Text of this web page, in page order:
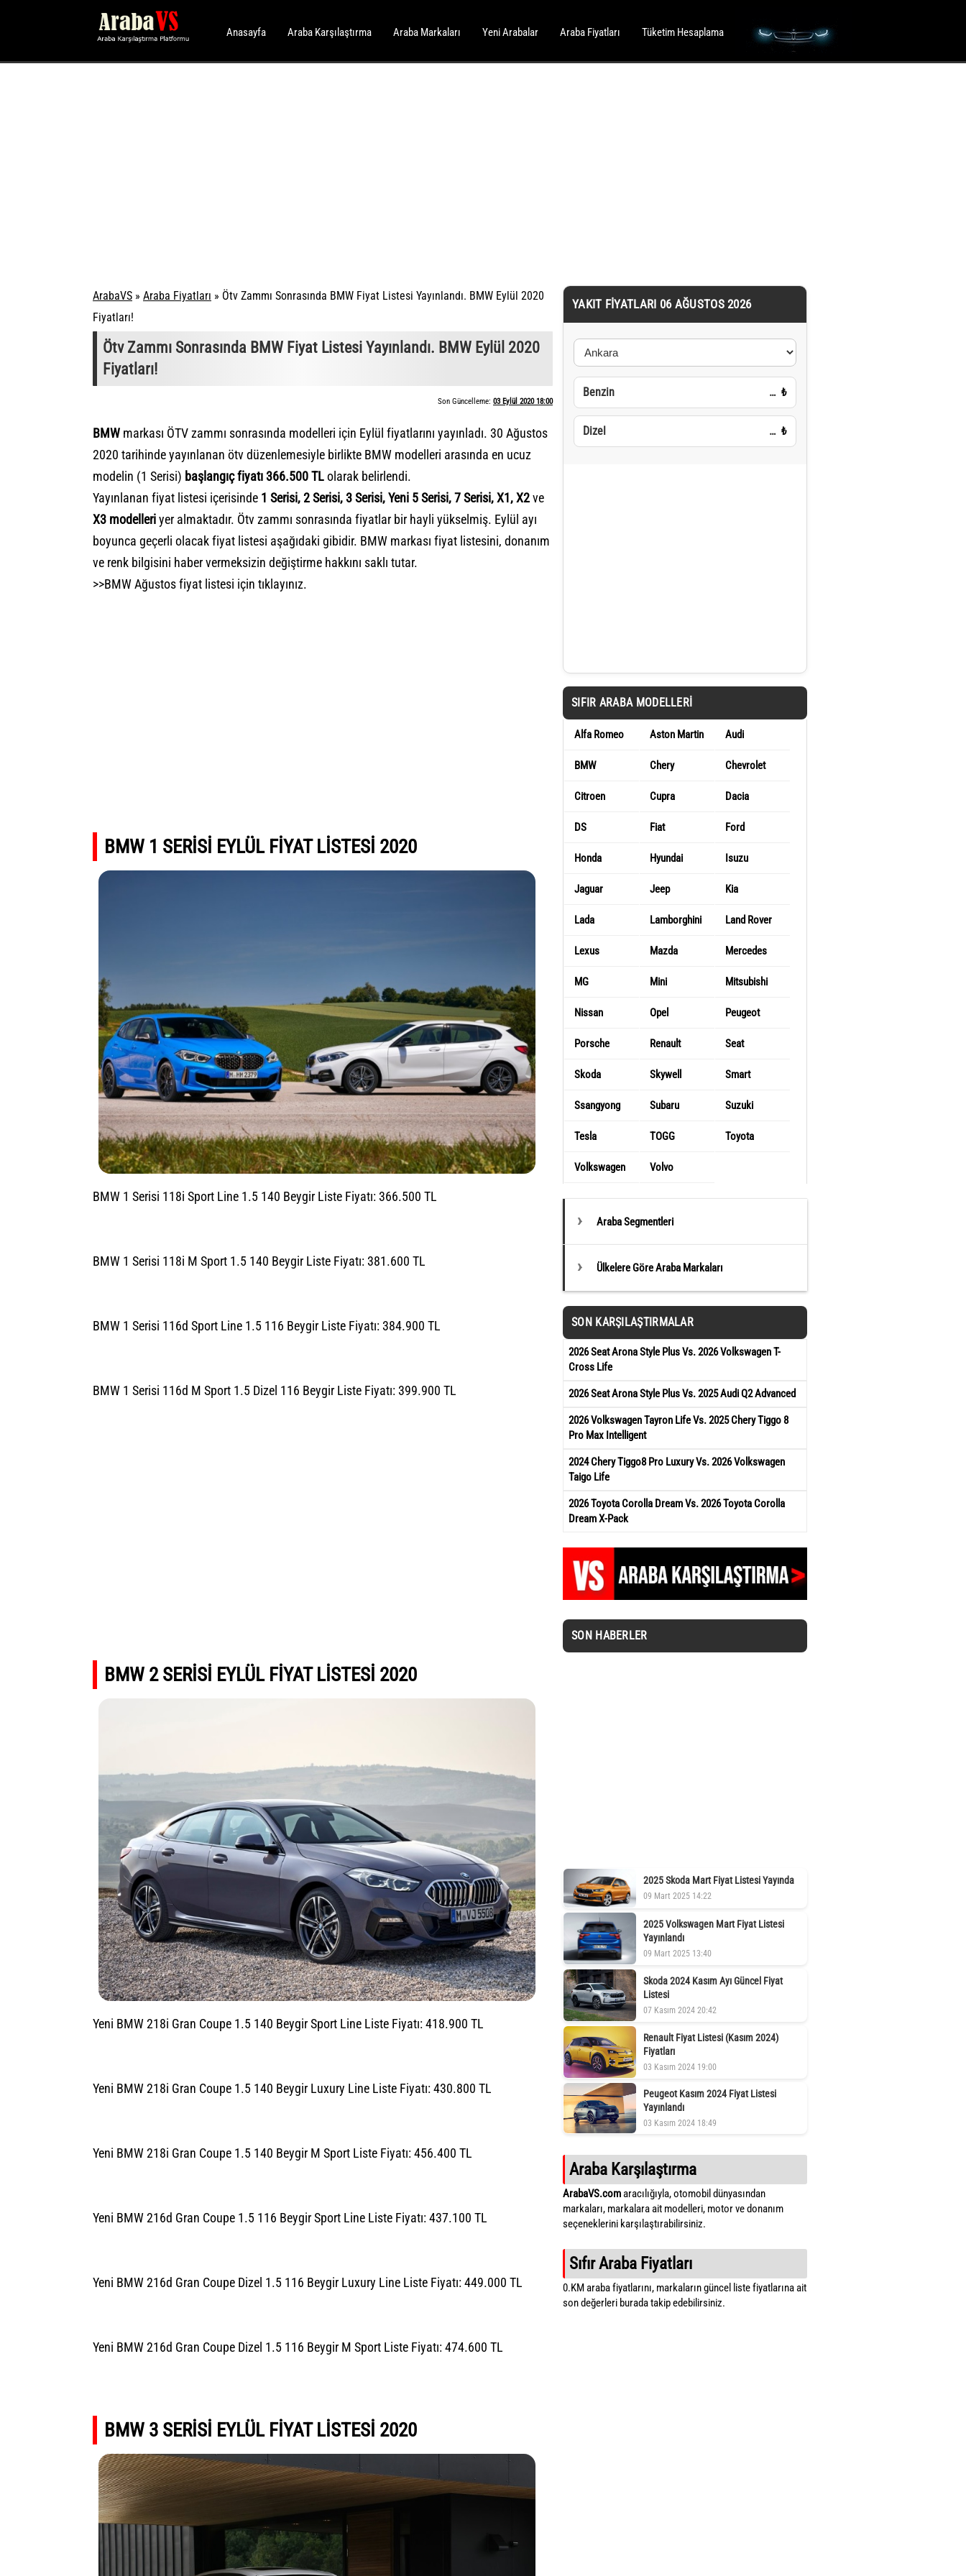
Anasayfa Araba Karşılaştırma Araba Markaları Yeni Arabalar Araba Fiyatları Tüketim Hesaplama
ArabaVS » Araba Fiyatları » Ötv Zammı Sonrasında BMW Fiyat Listesi Yayınlandı. BMW Eylül 2020
Fiyatları!
Ötv Zammı Sonrasında BMW Fiyat Listesi Yayınlandı. BMW Eylül 2020
Fiyatları!
Son Güncelleme: 03 Eylül 2020 18:00
BMW markası ÖTV zammı sonrasında modelleri için Eylül fiyatlarını yayınladı. 30 Ağustos
2020 tarihinde yayınlanan ötv düzenlemesiyle birlikte BMW modelleri arasında en ucuz
modelin (1 Serisi) başlangıç fiyatı 366.500 TLolarak belirlendi.
Yayınlanan fiyat listesi içerisinde 1 Serisi, 2 Serisi, 3 Serisi, Yeni 5 Serisi, 7 Serisi, X1, X2ve
X3 modelleriyer almaktadır. Ötv zammı sonrasında fiyatlar bir hayli yükselmiş. Eylül ayı
boyunca geçerli olacak fiyat listesi aşağıdaki gibidir. BMW markası fiyat listesini, donanım
ve renk bilgisini haber vermeksizin değiştirme hakkını saklı tutar.
>>BMW Ağustos fiyat listesi için tıklayınız.
BMW 1 SERİSİ EYLÜL FİYAT LİSTESİ 2020
BMW 1 Serisi 118i Sport Line 1.5 140 Beygir Liste Fiyatı: 366.500 TL
BMW 1 Serisi 118i M Sport 1.5 140 Beygir Liste Fiyatı: 381.600 TL
BMW 1 Serisi 116d Sport Line 1.5 116 Beygir Liste Fiyatı: 384.900 TL
BMW 1 Serisi 116d M Sport 1.5 Dizel 116 Beygir Liste Fiyatı: 399.900 TL
BMW 2 SERİSİ EYLÜL FİYAT LİSTESİ 2020
Yeni BMW 218i Gran Coupe 1.5 140 Beygir Sport Line Liste Fiyatı: 418.900 TL
Yeni BMW 218i Gran Coupe 1.5 140 Beygir Luxury Line Liste Fiyatı: 430.800 TL
Yeni BMW 218i Gran Coupe 1.5 140 Beygir M Sport Liste Fiyatı: 456.400 TL
Yeni BMW 216d Gran Coupe 1.5 116 Beygir Sport Line Liste Fiyatı: 437.100 TL
Yeni BMW 216d Gran Coupe Dizel 1.5 116 Beygir Luxury Line Liste Fiyatı: 449.000 TL
Yeni BMW 216d Gran Coupe Dizel 1.5 116 Beygir M Sport Liste Fiyatı: 474.600 TL
BMW 3 SERİSİ EYLÜL FİYAT LİSTESİ 2020
YAKIT FIYATLARI 06 AĞUSTOS 2026
Benzin … ₺
Dizel … ₺
SIFIR ARABA MODELLERI
Alfa Romeo Aston Martin Audi
BMW Chery Chevrolet
Citroen Cupra Dacia
DS Fiat Ford
Honda Hyundai Isuzu
Jaguar Jeep Kia
Lada Lamborghini Land Rover
Lexus Mazda Mercedes
MG Mini Mitsubishi
Nissan Opel Peugeot
Porsche Renault Seat
Skoda Skywell Smart
Ssangyong Subaru Suzuki
Tesla TOGG Toyota
Volkswagen Volvo
Araba Segmentleri
Ülkelere Göre Araba Markaları
SON KARŞILAŞTIRMALAR
2026 Seat Arona Style Plus Vs. 2026 Volkswagen T-
Cross Life
2026 Seat Arona Style Plus Vs. 2025 Audi Q2 Advanced
2026 Volkswagen Tayron Life Vs. 2025 Chery Tiggo 8
Pro Max Intelligent
2024 Chery Tiggo8 Pro Luxury Vs. 2026 Volkswagen
Taigo Life
2026 Toyota Corolla Dream Vs. 2026 Toyota Corolla
Dream X-Pack
SON HABERLER
2025 Skoda Mart Fiyat Listesi Yayında
09 Mart 2025 14:22
2025 Volkswagen Mart Fiyat Listesi
Yayınlandı
09 Mart 2025 13:40
Skoda 2024 Kasım Ayı Güncel Fiyat
Listesi
07 Kasım 2024 20:42
Renault Fiyat Listesi (Kasım 2024)
Fiyatları
03 Kasım 2024 19:00
Peugeot Kasım 2024 Fiyat Listesi
Yayınlandı
03 Kasım 2024 18:49
Araba Karşılaştırma
ArabaVS.comaracılığıyla, otomobil dünyasından
markaları, markalara ait modelleri, motor ve donanım
seçeneklerini karşılaştırabilirsiniz.
Sıfır Araba Fiyatları
0.KM araba fiyatlarını, markaların güncel liste fiyatlarına ait
son değerleri burada takip edebilirsiniz.